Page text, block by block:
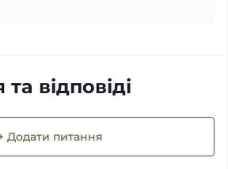
відповіді
Додати питання